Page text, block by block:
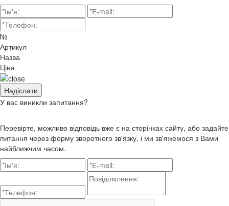
№
Артикул
Назва
Ціна
У вас виникли запитання?
Перевірте, можливо відповідь вже є на сторінках сайту, або задайте
питання через форму зворотного зв'язку, і ми зв'яжемося з Вами
найближчим часом.